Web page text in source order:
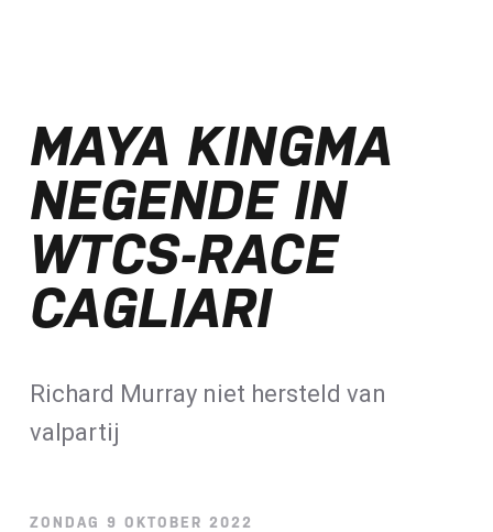
Selectie EK lange afstand Almere bekend
Kalenders T50 en T100 World Championship
Tour 2027 bekend
NTB ontvangt bijdrage van Nederlandse
Loterij​
ALLE NIEUWSBERICHTEN
MAYA KINGMA
NEGENDE IN
WTCS-RACE
CAGLIARI
Richard Murray niet hersteld van
valpartij
ZONDAG 9 OKTOBER 2022